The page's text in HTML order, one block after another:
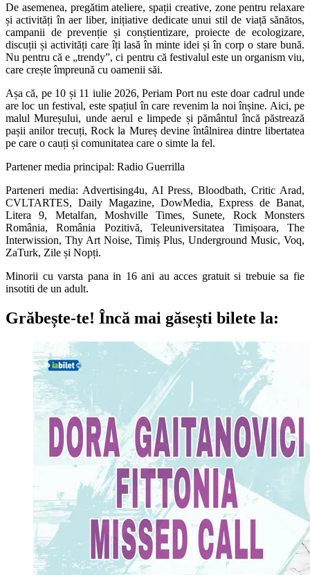
De asemenea, pregătim ateliere, spații creative, zone pentru relaxare
și activități în aer liber, inițiative dedicate unui stil de viață sănătos,
campanii de prevenție și conștientizare, proiecte de ecologizare,
discuții și activități care îți lasă în minte idei și în corp o stare bună.
Nu pentru că e „trendy”, ci pentru că festivalul este un organism viu,
care crește împreună cu oamenii săi.
Așa că, pe 10 și 11 iulie 2026, Periam Port nu este doar cadrul unde
are loc un festival, este spațiul în care revenim la noi înșine. Aici, pe
malul Mureșului, unde aerul e limpede și pământul încă păstrează
pașii anilor trecuți, Rock la Mureș devine întâlnirea dintre libertatea
pe care o cauți și comunitatea care o simte la fel.
Partener media principal: Radio Guerrilla
Parteneri media: Advertising4u, AI Press, Bloodbath, Critic Arad,
CVLTARTES, Daily Magazine, DowMedia, Express de Banat,
Litera 9, Metalfan, Moshville Times, Sunete, Rock Monsters
România, România Pozitivă, Teleuniversitatea Timișoara, The
Interwission, Thy Art Noise, Timiș Plus, Underground Music, Voq,
ZaTurk, Zile și Nopți.
Minorii cu varsta pana in 16 ani au acces gratuit si trebuie sa fie
insotiti de un adult.
Grăbește-te! Încă mai găsești bilete la: